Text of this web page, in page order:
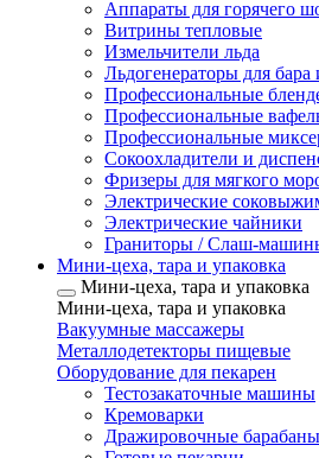
Аппараты для горячего
Витрины тепловые
Измельчители льда
Льдогенераторы для бара
Профессиональные
Профессиональные
Профессиональные
Сокоохладители и
Фризеры для мягкого
Электрические
Электрические чайники
Граниторы / Слаш-
Мини-цеха, тара и упаковка
Мини-цеха, тара и упаковка
Мини-цеха, тара и упаковка
Вакуумные массажеры
Металлодетекторы пищевые
Оборудование для пекарен
Тестозакаточные машины
Кремоварки
Дражировочные барабаны